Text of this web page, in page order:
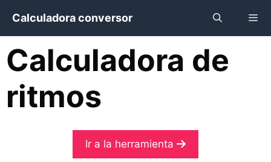
contenido
Calculadora conversor
Calculadora de
ritmos
Ir a la herramienta